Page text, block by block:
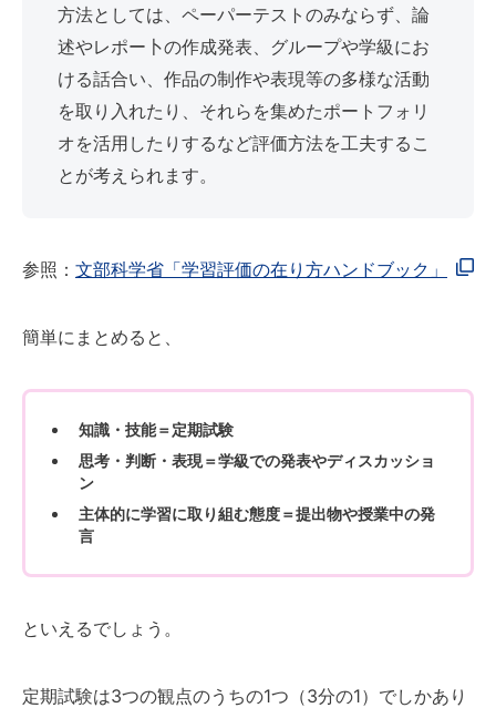
方法としては、ペーパーテストのみならず、論
述やレポー卜の作成発表、グループや学級にお
ける話合い、作品の制作や表現等の多様な活動
を取り入れたり、それらを集めたポートフォリ
オを活用したりするなど評価方法を工夫するこ
とが考えられます。
参照： 文部科学省「学習評価の在り方ハンドブック」
簡単にまとめると、
知識・技能＝定期試験
思考・判断・表現＝学級での発表やディスカッショ
ン
主体的に学習に取り組む態度＝提出物や授業中の発
言
といえるでしょう。
定期試験は3つの観点のうちの1つ（3分の1）でしかあり